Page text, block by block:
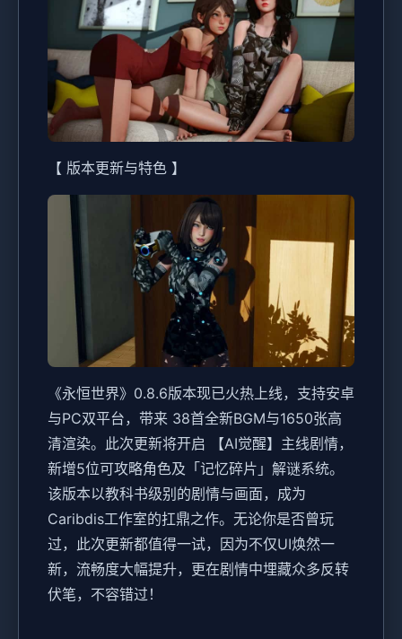
【 版本更新与特色 】
《永恒世界》0.8.6版本现已火热上线，支持安卓
与PC双平台，带来 38首全新BGM与1650张高
清渲染。此次更新将开启 【AI觉醒】主线剧情，
新增5位可攻略角色及「记忆碎片」解谜系统。
该版本以教科书级别的剧情与画面，成为
Caribdis工作室的扛鼎之作。无论你是否曾玩
过，此次更新都值得一试，因为不仅UI焕然一
新，流畅度大幅提升，更在剧情中埋藏众多反转
伏笔，不容错过！